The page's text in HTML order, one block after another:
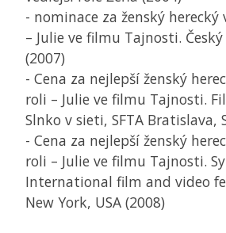
- nominace za ženský
– Julie ve filmu Tajnosti. Český
(2007)
- Cena za nejlepší ženský
roli – Julie ve filmu Tajnosti.
Slnko v sieti, SFTA Bratislava,
- Cena za nejlepší ženský
roli – Julie ve filmu Tajnosti.
International film and video
New York, USA (2008)